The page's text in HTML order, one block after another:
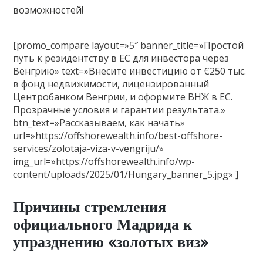
возможностей!
[promo_compare layout=»5″ banner_title=»Простой
путь к резидентству в ЕС для инвестора через
Венгрию» text=»Внесите инвестицию от €250 тыс.
в фонд недвижимости, лицензированный
Центробанком Венгрии, и оформите ВНЖ в ЕС.
Прозрачные условия и гарантии результата.»
btn_text=»Рассказываем, как начать»
url=»https://offshorewealth.info/best-offshore-
services/zolotaja-viza-v-vengriju/»
img_url=»https://offshorewealth.info/wp-
content/uploads/2025/01/Hungary_banner_5.jpg» ]
Причины стремления
официального Мадрида к
упразднению «золотых виз»